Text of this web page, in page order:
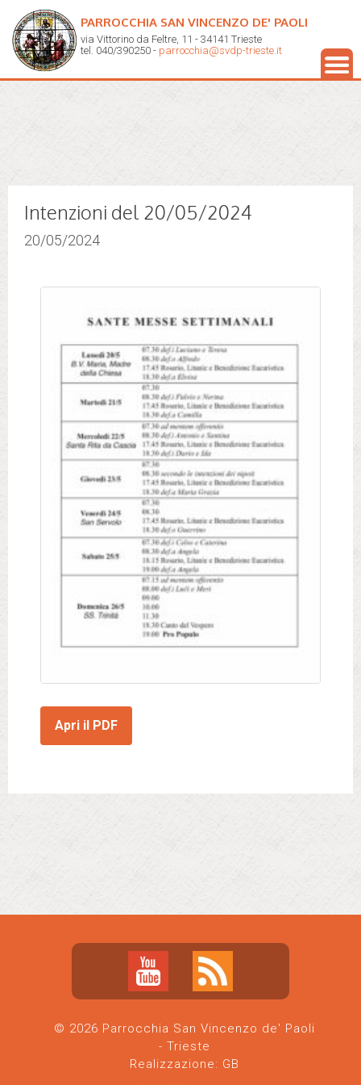
PARROCCHIA SAN VINCENZO DE' PAOLI
via Vittorino da Feltre, 11 - 34141 Trieste
tel. 040/390250 - parrocchia@svdp-trieste.it
Intenzioni del 20/05/2024
20/05/2024
Apri il PDF
© 2026 Parrocchia San Vincenzo de' Paoli
- Trieste
Realizzazione: GB